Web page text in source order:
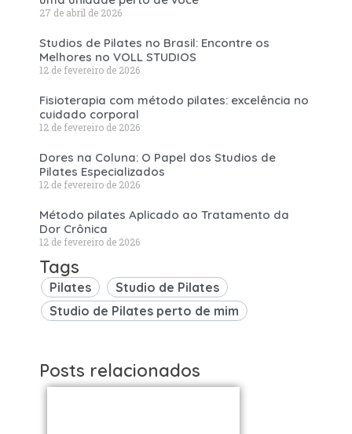
27 de abril de 2026
Studios de Pilates no Brasil: Encontre os
Melhores no VOLL STUDIOS
12 de fevereiro de 2026
Fisioterapia com método pilates: excelência no
cuidado corporal
12 de fevereiro de 2026
Dores na Coluna: O Papel dos Studios de
Pilates Especializados
12 de fevereiro de 2026
Método pilates Aplicado ao Tratamento da
Dor Crônica
12 de fevereiro de 2026
Tags
Pilates
Studio de Pilates
Studio de Pilates perto de mim
Posts relacionados